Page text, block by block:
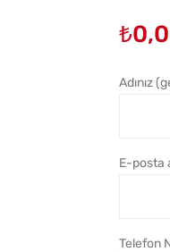
₺
Adınız
E-posta
Telefon